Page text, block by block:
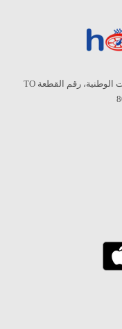
هوتباك منطقة حرة فرع دبي، مجمع الصناعات الوطنية، رقم القطعة TO